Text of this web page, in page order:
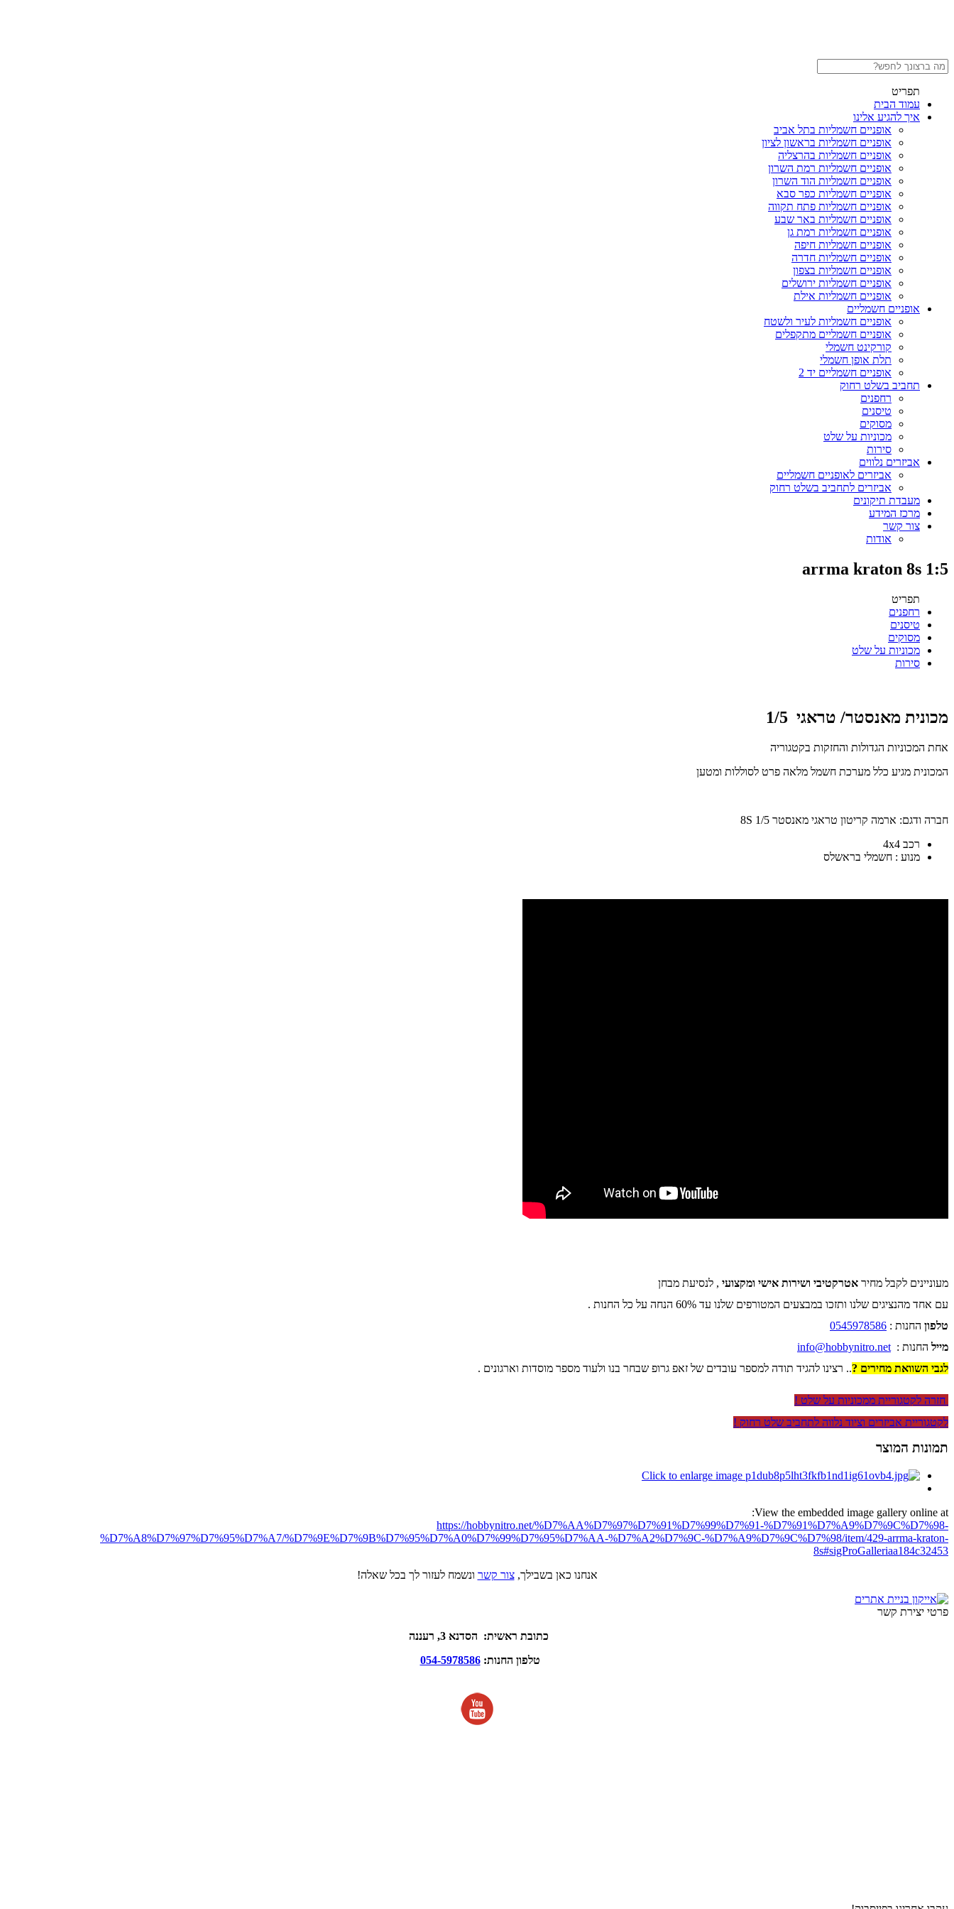
תפריט
עמוד הבית
איך להגיע אלינו
אופניים חשמליות בתל אביב
אופניים חשמליות בראשון לציון
אופניים חשמליות בהרצליה
אופניים חשמליות רמת השרון
אופניים חשמליות הוד השרון
אופניים חשמליות כפר סבא
אופניים חשמליות פתח תקווה
אופניים חשמליות באר שבע
אופניים חשמליות רמת גן
אופניים חשמליות חיפה
אופניים חשמליות חדרה
אופניים חשמליות בצפון
אופניים חשמליות ירושלים
אופניים חשמליות אילת
אופניים חשמליים
אופניים חשמליות לעיר ולשטח
אופניים חשמליים מתקפלים
קורקינט חשמלי
תלת אופן חשמלי
אופניים חשמליים יד 2
תחביב בשלט רחוק
רחפנים
טיסנים
מסוקים
מכוניות על שלט
סירות
אביזרים נלווים
אביזרים לאופניים חשמליים
אביזרים לתחביב בשלט רחוק
מעבדת תיקונים
מרכז המידע
צור קשר
אודות
arrma kraton 8s 1:5
תפריט
רחפנים
טיסנים
מסוקים
מכוניות על שלט
סירות
מכונית מאנסטר/ טראגי 1/5
אחת המכוניות הגדולות והחזקות בקטגוריה
המכונית מגיע כלל מערכת חשמל מלאה פרט לסוללות ומטען
חברה ודגם: ארמה קריטון טראגי מאנסטר 1/5 8S
רכב 4x4
מנוע : חשמלי בראשלס
מעוניינים לקבל מחיר אטרקטיבי ושירות אישי ומקצועי , לנסיעת מבחן
עם אחד מהנציגים שלנו ותזכו במבצעים המטורפים שלנו עד 60% הנחה על כל החנות .
טלפון החנות : 0545978586
מייל החנות : info@hobbynitro.net
לגבי השוואת מחירים ?.. רצינו להגיד תודה למספר עובדים של זאפ גרופ שבחר בנו ולעוד מספר מוסדות וארגונים .
חזרה לקטגוריית ממכוניות על שלט !
לקטגוריית אביזרים וציוד נלווה לתחביב שלט רחוק !
תמונות המוצר
View the embedded image gallery online at:
https://hobbynitro.net/%D7%AA%D7%97%D7%91%D7%99%D7%91-%D7%91%D7%A9%D7%9C%D7%98-
%D7%A8%D7%97%D7%95%D7%A7/%D7%9E%D7%9B%D7%95%D7%A0%D7%99%D7%95%D7%AA-%D7%A2%D7%9C-%D7%A9%D7%9C%D7%98/item/429-arrma-kraton-
8s#sigProGalleriaa184c32453
אנחנו כאן בשבילך,צור קשר ונשמח לעזור לך בכל שאלה!
פרטי יצירת קשר
כתובת ראשית: הסדנא 3, רעננה
טלפון החנות:054-5978586